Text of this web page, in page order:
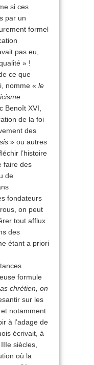
si ces
par un
formel
pas eu,
» !
ce que
nomme « le
Benoît XVI,
de la foi
des
» ou autres
l’histoire
faire des
de
fondateurs
on peut
tout afflux
des
étant a priori
formule
chrétien, on
sur les
notamment
à l’adage de
écrivait, à
siècles,
où la